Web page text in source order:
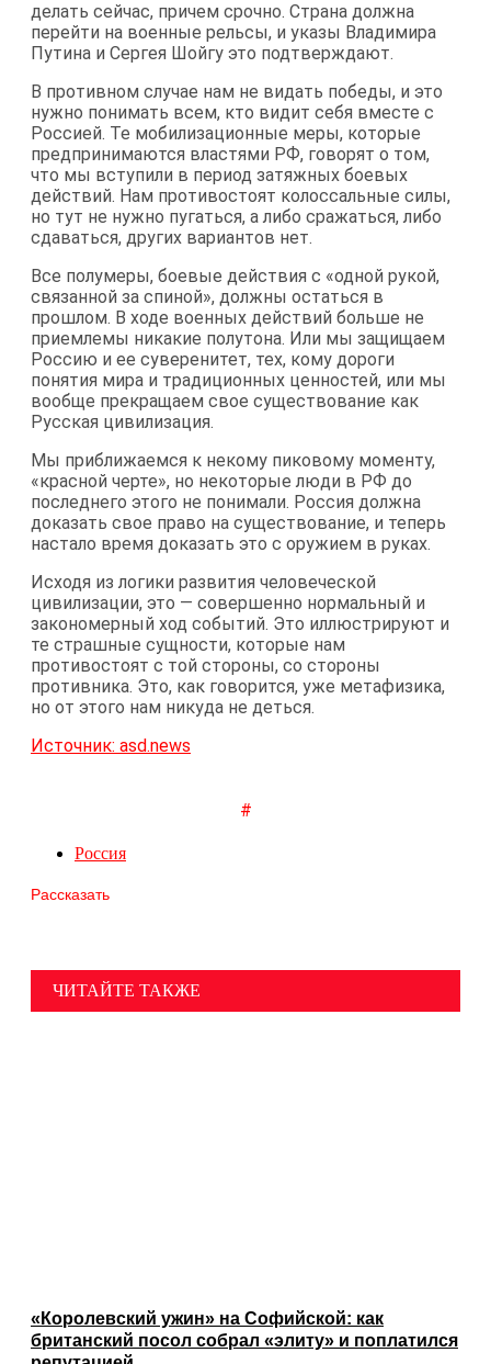
делать сейчас, причем срочно. Страна должна
перейти на военные рельсы, и указы Владимира
Путина и Сергея Шойгу это подтверждают.
В противном случае нам не видать победы, и это
нужно понимать всем, кто видит себя вместе с
Россией. Те мобилизационные меры, которые
предпринимаются властями РФ, говорят о том,
что мы вступили в период затяжных боевых
действий. Нам противостоят колоссальные силы,
но тут не нужно пугаться, а либо сражаться, либо
сдаваться, других вариантов нет.
Все полумеры, боевые действия с «одной рукой,
связанной за спиной», должны остаться в
прошлом. В ходе военных действий больше не
приемлемы никакие полутона. Или мы защищаем
Россию и ее суверенитет, тех, кому дороги
понятия мира и традиционных ценностей, или мы
вообще прекращаем свое существование как
Русская цивилизация.
Мы приближаемся к некому пиковому моменту,
«красной черте», но некоторые люди в РФ до
последнего этого не понимали. Россия должна
доказать свое право на существование, и теперь
настало время доказать это с оружием в руках.
Исходя из логики развития человеческой
цивилизации, это — совершенно нормальный и
закономерный ход событий. Это иллюстрируют и
те страшные сущности, которые нам
противостоят с той стороны, со стороны
противника. Это, как говорится, уже метафизика,
но от этого нам никуда не деться.
Источник: asd.news
#
Россия
Рассказать
ЧИТАЙТЕ ТАКЖЕ
«Королевский ужин» на Софийской: как
британский посол собрал «элиту» и поплатился